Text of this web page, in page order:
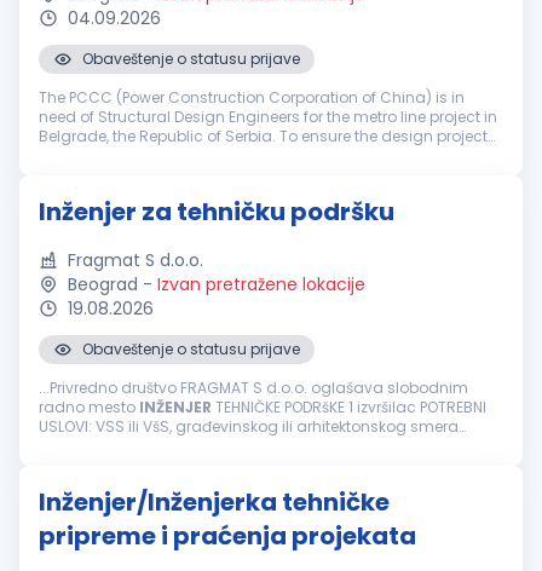
04.09.2026
Obaveštenje o statusu prijave
The PCCC (Power Construction Corporation of China) is in
need of Structural Design Engineers for the metro line project in
Belgrade, the Republic of Serbia. To ensure the design project
Inženjer za tehničku podršku
Fragmat S d.o.o.
Beograd - Izvan pretražene lokacije
19.08.2026
Obaveštenje o statusu prijave
...Privredno društvo FRAGMAT S d.o.o. oglašava slobodnim
radno mesto INŽENJER TEHNIČKE PODRšKE 1 izvršilac POTREBNI
USLOVI: VSS ili VšS, građevinskog ili arhitektonskog smera
Inženjer/Inženjerka tehničke
pripreme i praćenja projekata